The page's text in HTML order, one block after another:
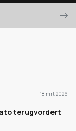
18 mrt 2026
terugvordert